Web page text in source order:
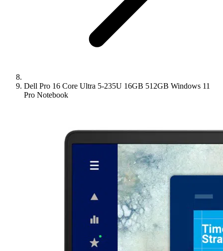
Dell Pro 16 Core Ultra 5-235U 16GB 512GB Windows 11
Pro Notebook